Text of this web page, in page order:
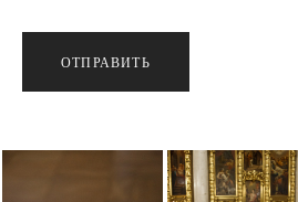
ОТПРАВИТЬ